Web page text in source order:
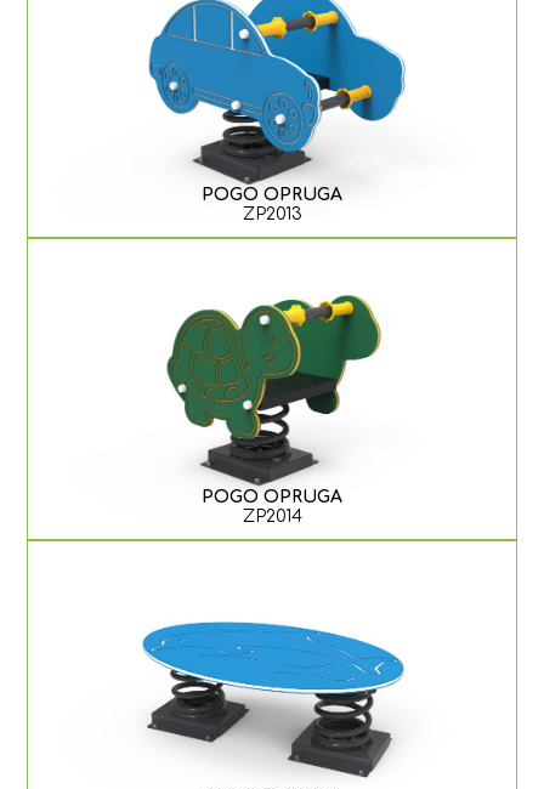
POGO OPRUGA
ZP2013
POGO OPRUGA
ZP2014